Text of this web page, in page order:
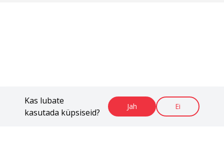
Kas lubate
kasutada küpsiseid?
Jah Ei